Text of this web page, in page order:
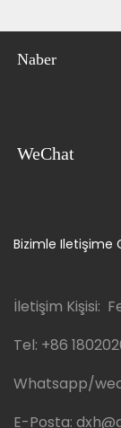
Naber
WeChat
Bizimle Iletişime
İletişim Kişisi:
Tel: +86
Whatsapp/
E-Posta: